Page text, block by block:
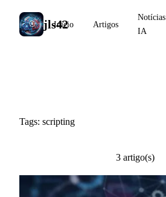
jls42
Início Artigos
Notícias
IA
Tags: scripting
3 artigo(s)